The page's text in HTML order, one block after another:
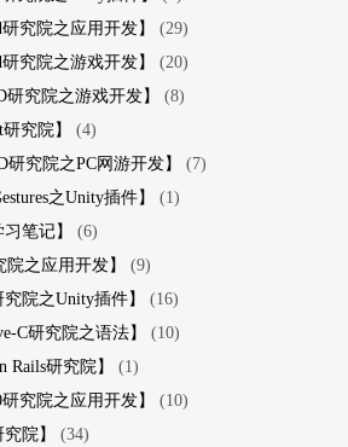
研究院之应用开发】
(29)
研究院之游戏开发】
(20)
研究院之游戏开发】
(8)
研究院】
(4)
研究院之PC网游开发】
(7)
之Unity插件】
(1)
习笔记】
(6)
院之应用开发】
(9)
究院之Unity插件】
(16)
C研究院之语法】
(10)
Rails研究院】
(1)
研究院之应用开发】
(10)
院】
(34)